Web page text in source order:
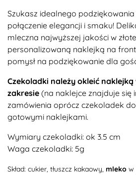
Szukasz idealnego
połączenie elegancji i smaku!
mleczna najwyższej jakości w
personalizowaną naklejką na
pomysł na podziękowanie dla
Czekoladki należy okleić naklejką
zakresie (na naklejce znajduje się
zamówienia oprócz czekoladek
gotowymi naklejkami.
Wymiary czekoladki: ok 3.5 cm
Waga czekoladki: 5g
Skład: cukier, tłuszcz kakaowy, mleko w